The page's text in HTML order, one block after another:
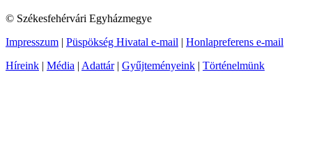
© Székesfehérvári Egyházmegye
Impresszum | Püspökség Hivatal e-mail | Honlapreferens e-mail
Híreink | Média | Adattár| Gyűjteményeink | Történelmünk